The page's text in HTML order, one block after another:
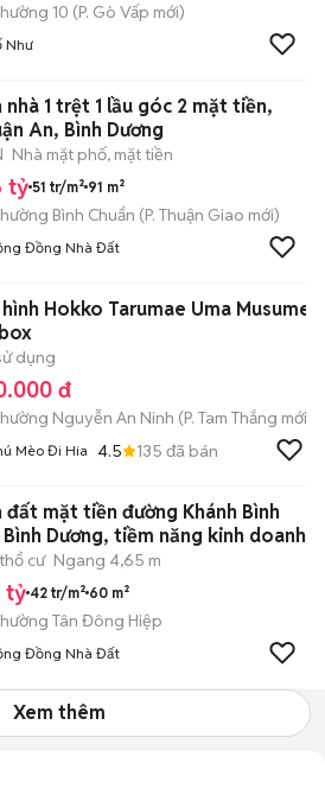
10 (P. Gò Vấp mới)
Như
nhà 1 trệt 1 lầu góc 2 mặt tiền,
An, Bình Dương
Nhà mặt phố, mặt tiền
tỷ 51 tr/m² 91 m²
Bình Chuẩn (P. Thuận Giao mới)
Đồng Nhà Đất
Hokko Tarumae Uma Musume
dụng
đ
Nguyễn An Ninh (P. Tam Thắng mới)
Mèo Đi Hia 4.5 135 đã bán
đất mặt tiền đường Khánh Bình
Dương, tiềm năng kinh doanh
cư Ngang 4,65 m
tỷ 42 tr/m² 60 m²
Tân Đông Hiệp
Đồng Nhà Đất
Xem thêm